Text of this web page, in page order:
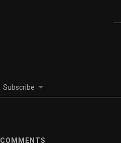
Subscribe
COMMENTS